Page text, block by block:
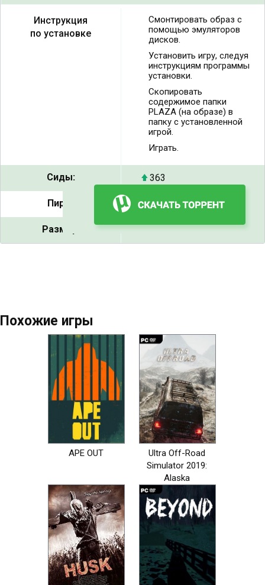
Инструкция
по установке
Смонтировать образ с
помощью эмуляторов
дисков.
Установить игру, следуя
инструкциям программы
установки.
Скопировать
содержимое папки
PLAZA (на образе) в
папку с установленной
игрой.
Играть.
Сиды: 363
Пиры: 6
Размер: 2.33 GB
Похожие игры
APE OUT
Ultra Off-Road
Simulator 2019:
Alaska